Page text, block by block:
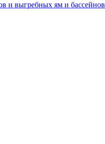
и выгребных ям и бассейнов